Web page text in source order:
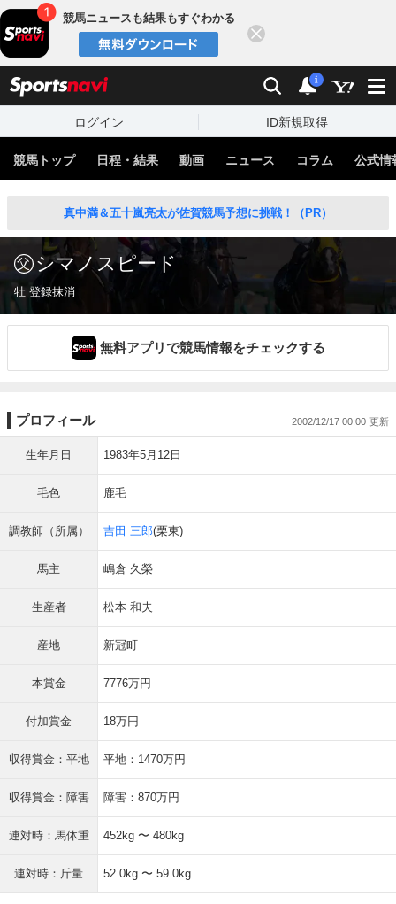
競馬ニュースも結果もすぐわかる
検索 通知
i
ログイン ID新規取得
競馬トップ 日程・結果 動画 ニュース コラム 公式情
真中満＆五十嵐亮太が佐賀競馬予想に挑戦！（PR）
シマノスピード
牡 登録抹消
無料アプリで競馬情報をチェックする
プロフィール 2002/12/17 00:00
生年月日 1983年5月12日
毛色 鹿毛
調教師（所属） 吉田 三郎(栗東)
馬主 嶋倉 久榮
生産者 松本 和夫
産地 新冠町
本賞金 7776万円
付加賞金 18万円
収得賞金：平地 平地：1470万円
収得賞金：障害 障害：870万円
連対時：馬体重 452kg 〜 480kg
連対時：斤量 52.0kg 〜 59.0kg